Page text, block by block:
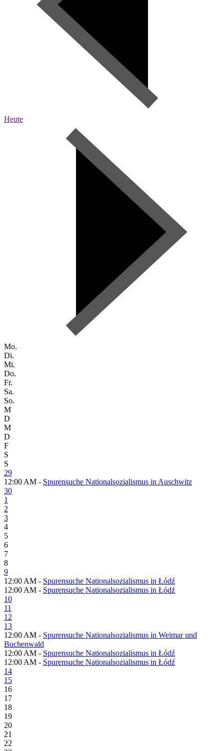
Heute
Mo.
Di.
Mi.
Do.
Fr.
Sa.
So.
M
D
M
D
F
S
S
29
12:00 AM - Spurensuche Nationalsozialismus in Auschwitz
30
1
2
3
4
5
6
7
8
9
12:00 AM - Spurensuche Nationalsozialismus in Łódź
12:00 AM - Spurensuche Nationalsozialismus in Łódź
10
11
12
13
12:00 AM - Spurensuche Nationalsozialismus in Weimar und
Buchenwald
12:00 AM - Spurensuche Nationalsozialismus in Łódź
12:00 AM - Spurensuche Nationalsozialismus in Łódź
14
15
16
17
18
19
20
21
22